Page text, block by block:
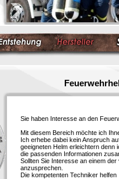
Sie haben Interesse an den
Mit diesem Bereich möchte ich
Ich erhebe dabei kein Anspruch
geeigneten Helm erleichtern
die passenden Informationen
Sollten Sie Interesse an einem
anzusprechen.
Die kompetenten Techniker